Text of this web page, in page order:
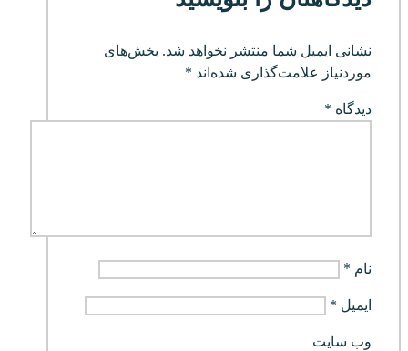
نشانی ایمیل شما منتشر نخواهد شد. بخش‌های
موردنیاز علامت‌گذاری شده‌اند *
دیدگاه *
نام *
ایمیل *
وب‌ سایت